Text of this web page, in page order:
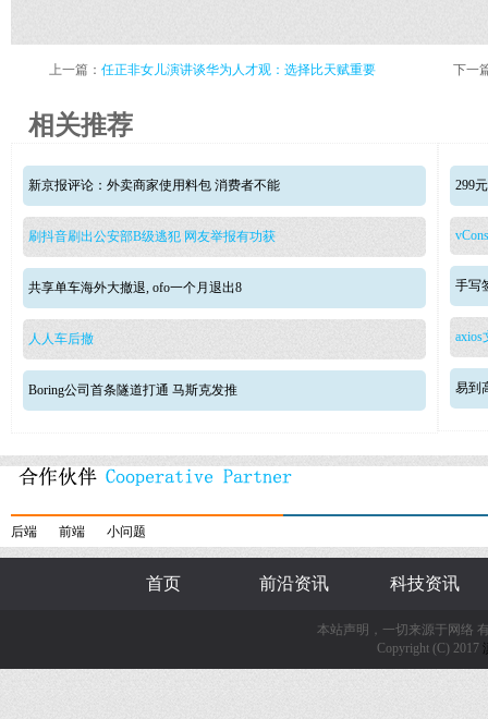
上一篇： 任正非女儿演讲谈华为人才观：选择比天赋重要 下一
相关推荐
新京报评论：外卖商家使用料包 消费者不能
刷抖音刷出公安部B级逃犯 网友举报有功获
共享单车海外大撤退, ofo一个月退出8
人人车后撤
Boring公司首条隧道打通 马斯克发推
299
手写
axios
易到
后端 前端 小问题
首页 前沿资讯 科技资讯
本站声明，一切来源于网络
Copyright (C) 2017